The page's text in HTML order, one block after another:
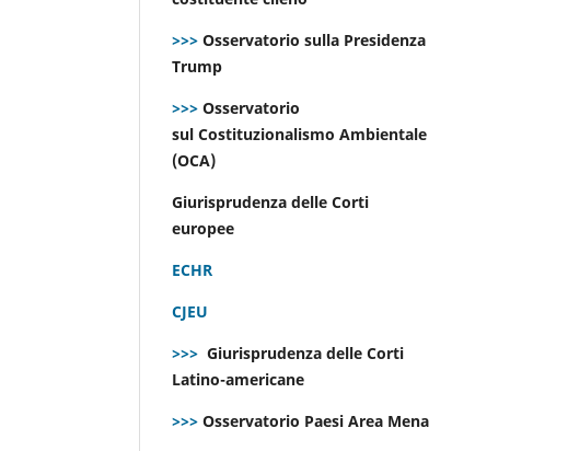
>>> Osservatorio sulla Presidenza
Trump
>>> Osservatorio
sul Costituzionalismo Ambientale
(OCA)
Giurisprudenza delle Corti
europee
ECHR
CJEU
>>> Giurisprudenza delle Corti
Latino-americane
>>> Osservatorio Paesi Area Mena